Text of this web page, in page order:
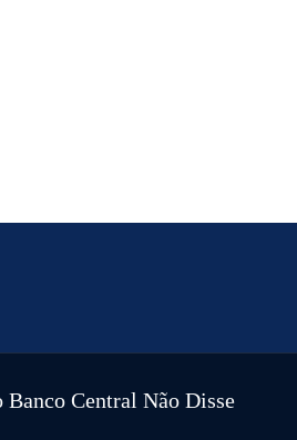
Central Não Disse